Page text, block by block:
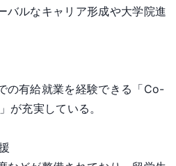
バルなキャリア形成や大学院進
有給就業を経験できる「Co-
が充実している。
援